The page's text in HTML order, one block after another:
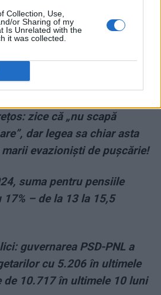
Collection, Use,
or Sharing of my
Is Unrelated with the
it was collected.
AUR în Parlament!
sexual, scroafo!”.
de aici, că nu știu ce-ți fac!
zice că „nu scapă
dar legea sa chiar asta
evazioniști de pușcărie!
suma pentru pensiile
– de la 13 la 15,5
guvernarea PSD-PNL a
cu 5.206 în ultimele
de 10.717 în ultimele 10 luni